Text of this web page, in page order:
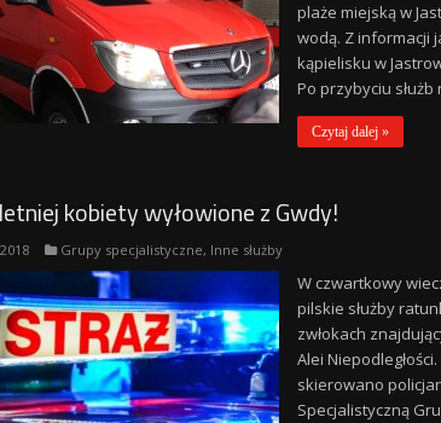
plaże miejską w
wodą. Z informacji
kąpielisku w
Po przybyciu służb
Czytaj dalej »
kobiety wyłowione z Gwdy!
Grupy specjalistyczne, Inne służby
W czwartkowy
pilskie służby
zwłokach
Alei
skierowano
Specjalistyczną